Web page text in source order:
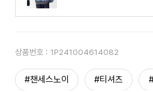
상품번호 : 1P241004614082
#챈세스노이 #티셔츠